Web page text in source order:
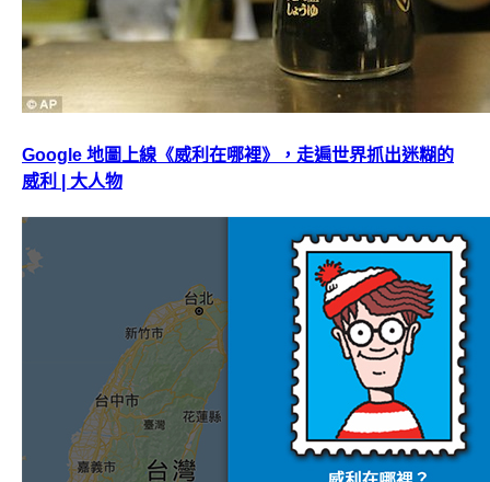
Google 地圖上線《威利在哪裡》，走遍世界抓出迷糊的
威利 | 大人物